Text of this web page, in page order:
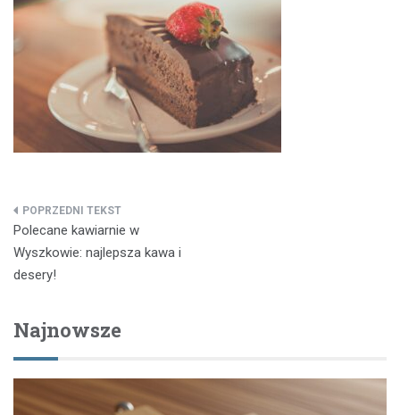
Nawigacja
wpisu
Polecane kawiarnie w
Wyszkowie: najlepsza kawa i
desery!
Najnowsze